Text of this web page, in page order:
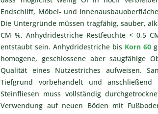
Endschliff, Möbel- und
Die Untergründe müssen tragfähig, sauber,
CM %, Anhydridestriche Restfeuchte < 0,5
entstaubt sein. Anhydridestriche bis Korn 60
homogene, geschlossene aber saugfähige
Qualität eines Nutzestriches aufweisen.
Tiefgrund vorbehandelt und
Steinfliesen muss vollständig
Verwendung auf neuen Böden mit